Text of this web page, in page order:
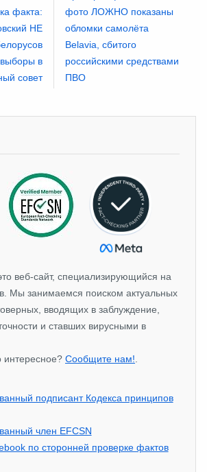
факта:
НЕ
выборы в
совет
фото ЛОЖНО показаны
обломки самолёта
Belavia, сбитого
российскими средствами
ПВО
веб-сайт, специализирующийся на
Мы занимаемся поиском актуальных
вводящих в заблуждение,
и ставших вирусными в
интересное? Сообщите нам!
подписант Кодекса принципов
член EFCSN
по сторонней проверке фактов